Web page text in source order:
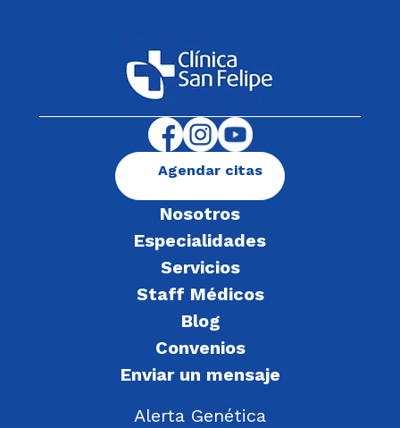
Nosotros
Especialidades
Servicios
Staff Médicos
Blog
Convenios
Enviar un mensaje
Alerta Genética
Agendar citas